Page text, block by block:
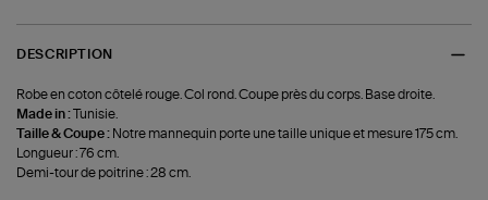
DESCRIPTION
Robe en coton côtelé rouge. Col rond. Coupe près du corps. Base droite.
Made in :Tunisie.
Taille & Coupe : Notre mannequin porte une taille unique et mesure 175 cm.
Longueur : 76 cm.
Demi-tour de poitrine : 28 cm.